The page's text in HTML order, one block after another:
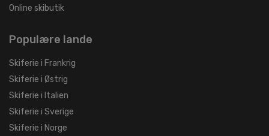
Online skibutik
Populære lande
Skiferie i Frankrig
Skiferie i Østrig
Skiferie i Italien
Skiferie i Sverige
Skiferie i Norge